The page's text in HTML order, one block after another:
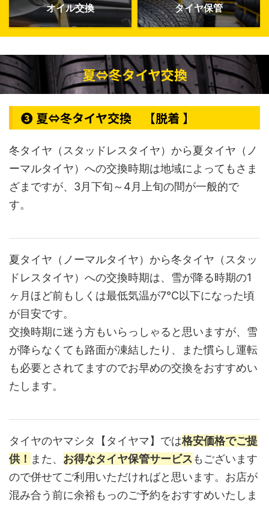
オイル交換 タイヤ保管
夏⇔冬タイヤ交換
❸ 夏⇔冬タイヤ交換 【脱着 】
冬タイヤ（スタッドレスタイヤ）から夏タイヤ（ノ
ーマルタイヤ）への交換時期は地域によってもさま
ざまですが、3月下旬～4月上旬の間が一般的で
す。
夏タイヤ（ノーマルタイヤ）から冬タイヤ（スタッ
ドレスタイヤ）への交換時期は、雪が降る時期の1
ヶ月ほど前もしくは最低気温が7℃以下になった頃
が目安です。
交換時期に迷う方もいらっしゃると思いますが、雪
が降らなくても路面が凍結したり、また慣らし運転
も必要とされてますのでお早めの交換をおすすめい
たします。
タイヤのヤマシタ【タイヤマ】では格安価格でご提
供！ また、 お得なタイヤ保管サービスもございます
ので併せてご利用いただければと思います。お店が
混み合う前に余裕もっのご予約をおすすめいたしま